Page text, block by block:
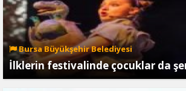
Bursa Büyükşehir Belediyesi
İlklerin festivalinde çocuklar da